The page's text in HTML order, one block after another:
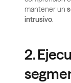
mantener un
intrusivo.
2.